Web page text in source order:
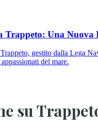
Trappeto: Una
gestito dalla Lega
del mare.
su